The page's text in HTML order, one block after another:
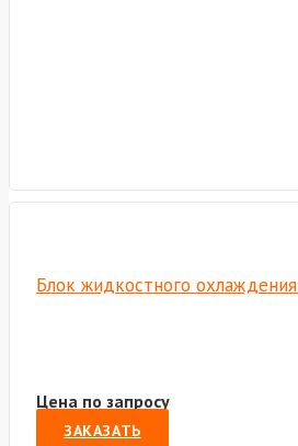
Блок жидкостного
Цена по запросу
ЗАКАЗАТЬ